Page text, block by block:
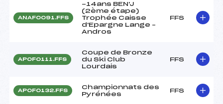
ANAF0091.FFS
-14ans BEN'J
(2ème étape)
Trophée Caisse
d'Epargne Lange –
Andros
FFS
APOF0111.FFS
Coupe de Bronze
du Ski Club
Lourdais
FFS
APOF0132.FFS
Championnats des
Pyrénées
FFS